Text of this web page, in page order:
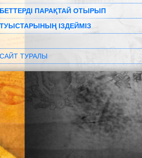
БЕТТЕРДІ ПАРАҚТАЙ ОТЫРЫП
ТУЫСТАРЫНЫҢ ІЗДЕЙМІЗ
САЙТ ТУРАЛЫ